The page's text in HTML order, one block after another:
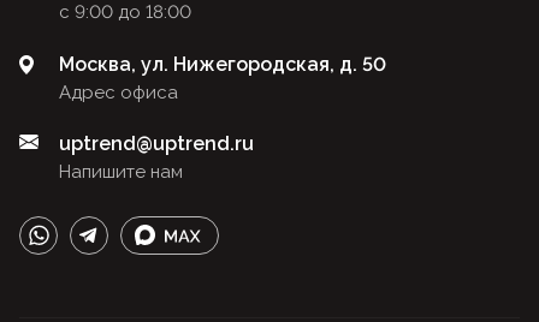
с 9:00 до 18:00
Адрес офиса
Москва, ул. Нижегородская, д. 50
Напишите нам
uptrend@uptrend.ru